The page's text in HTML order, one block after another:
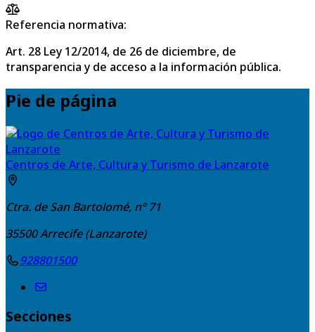
Referencia normativa:
Art. 28 Ley 12/2014, de 26 de diciembre, de
transparencia y de acceso a la información pública.
Pie de página
Centros de Arte, Cultura y Turismo de Lanzarote
Ctra. de San Bartolomé, nº 71
35500Arrecife (Lanzarote)
928801500
Secciones